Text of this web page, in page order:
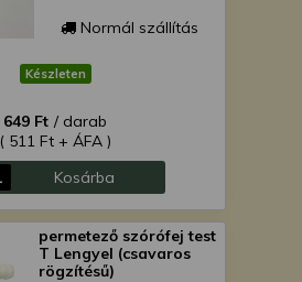
Normál szállítás
Készleten
649 Ft / darab
( 511 Ft + ÁFA )
Kosárba
permetező szórófej test
T Lengyel (csavaros
rögzítésű)